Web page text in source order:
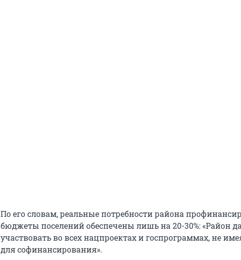
По его словам, реальные потребности района
бюджеты поселений обеспечены лишь на 20-30%: «Район
участвовать во всех нацпроектах и госпрограммах, не
для софинансирования».